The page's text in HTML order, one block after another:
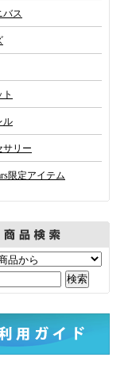
バス
ル
サリー
限定アイテム